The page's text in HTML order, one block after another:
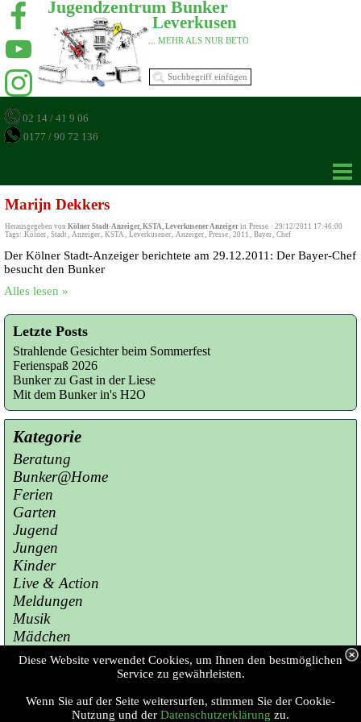
Jugendzentrum Bunker
... MEHR ALS NUR BETON
02 14 / 41 9 06
0177 / 90 72 136
Leverkusen
Marijn Dekkers
Herausgegeben von Kölner Stadt-Anzeiger, KSTA, Leverkusener Anzeiger in Presse · 29/12/2011 17:46:00
Tags: Kölner, Stadt , Anzeiger, KSTA , Leverkusener, Anzeiger, Presse, 2011 , Bayer, Chef
Der Kölner Stadt-Anzeiger berichtete am 29.12.2011: Der Bayer-Chef
besucht den Bunker
Alles lesen »
Letzte Posts
Strahlende Gesichter beim Sommerfest
Ferienspaß 2026
Bunker zu Gast in der Liese
Mit dem Bunker in's H2O
Kategorie
Beratung
Bunker@Home
Ferien
Garten
Jugend
Jungen
Kinder
Live & Action
Meldungen
Musik
Mädchen
Presse
Copyright © 2023 Jugendzentrum Bunker
Diese Website verwendet Cookies, um Ihnen den bestmöglichen
Service zu gewährleisten.
Wenn Sie auf der Seite weitersurfen, stimmen Sie der Cookie-
Nutzung und der Datenschutzerklärung zu.